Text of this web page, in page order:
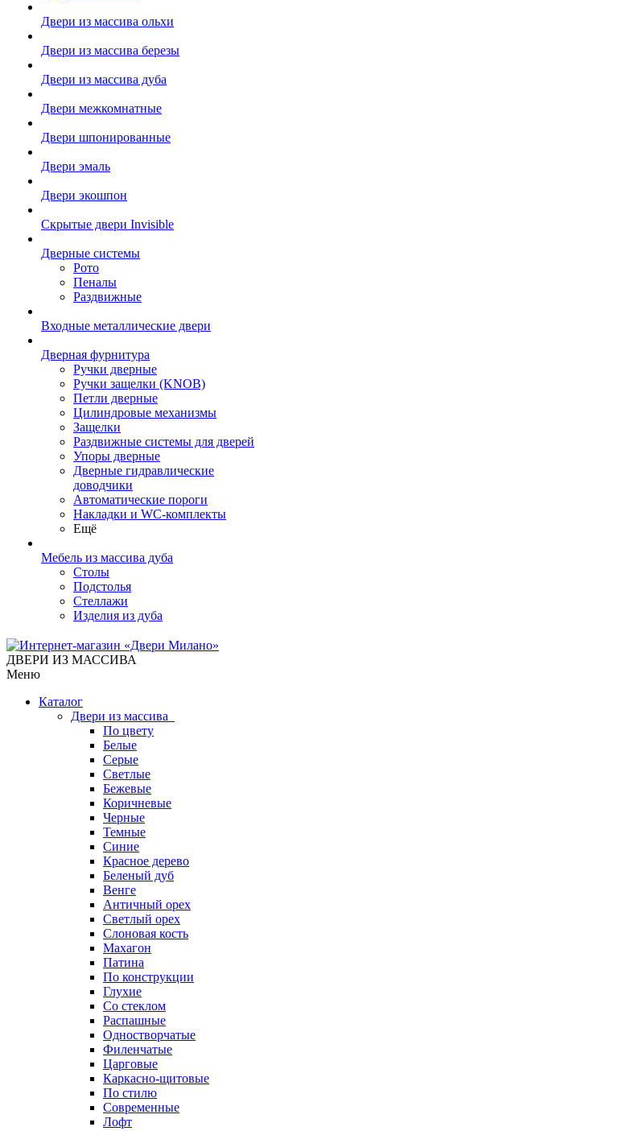
Двери из массива ольхи
Двери из массива березы
Двери из массива дуба
Двери межкомнатные
Двери шпонированные
Двери эмаль
Двери экошпон
Скрытые двери Invisible
Дверные системы
Рото
Пеналы
Раздвижные
Входные металлические двери
Дверная фурнитура
Ручки дверные
Ручки защелки (KNOB)
Петли дверные
Цилиндровые механизмы
Защелки
Раздвижные системы для дверей
Упоры дверные
Дверные гидравлические
доводчики
Автоматические пороги
Накладки и WC-комплекты
Ещё
Мебель из массива дуба
Столы
Подстолья
Стеллажи
Изделия из дуба
ДВЕРИ ИЗ МАССИВА
Меню
Каталог
Двери из массива
По цвету
Белые
Серые
Светлые
Бежевые
Коричневые
Черные
Темные
Синие
Красное дерево
Беленый дуб
Венге
Античный орех
Светлый орех
Слоновая кость
Махагон
Патина
По конструкции
Глухие
Со стеклом
Распашные
Одностворчатые
Филенчатые
Царговые
Каркасно-щитовые
По стилю
Современные
Лофт